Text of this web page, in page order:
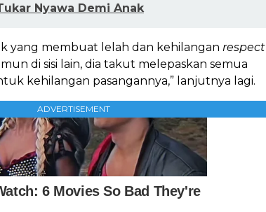
Nyawa Demi Anak
yang membuat lelah dan kehilangan respect
di sisi lain, dia takut melepaskan semua
kehilangan pasangannya,” lanjutnya lagi.
ADVERTISEMENT